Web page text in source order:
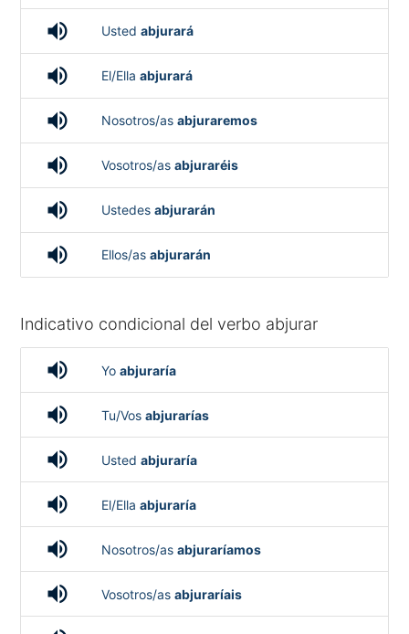
volume_up Usted abjurará
volume_up El/Ella abjurará
volume_up Nosotros/as abjuraremos
volume_up Vosotros/as abjuraréis
volume_up Ustedes abjurarán
volume_up Ellos/as abjurarán
Indicativo condicional del verbo abjurar
volume_up Yo abjuraría
volume_up Tu/Vos abjurarías
volume_up Usted abjuraría
volume_up El/Ella abjuraría
volume_up Nosotros/as abjuraríamos
volume_up Vosotros/as abjuraríais